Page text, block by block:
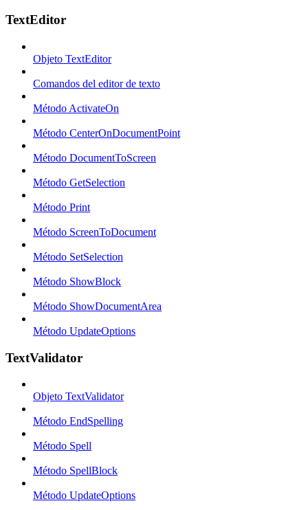
TextEditor
Objeto TextEditor
Comandos del editor de texto
Método ActivateOn
Método CenterOnDocumentPoint
Método DocumentToScreen
Método GetSelection
Método Print
Método ScreenToDocument
Método SetSelection
Método ShowBlock
Método ShowDocumentArea
Método UpdateOptions
TextValidator
Objeto TextValidator
Método EndSpelling
Método Spell
Método SpellBlock
Método UpdateOptions